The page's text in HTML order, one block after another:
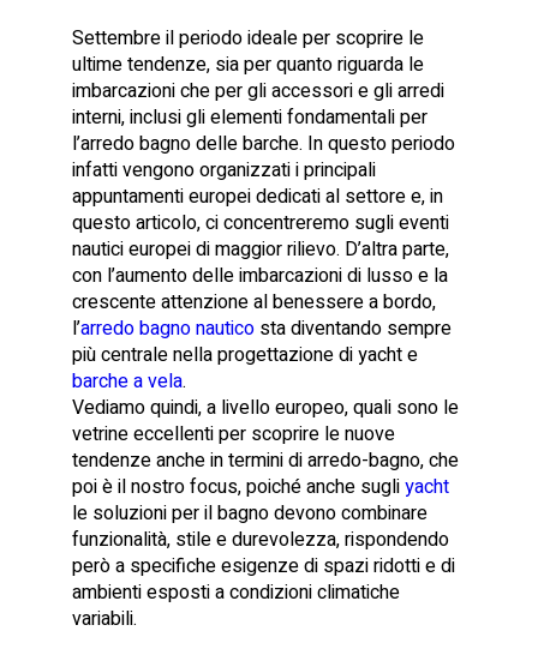
Settembre il periodo ideale per scoprire le
ultime tendenze, sia per quanto riguarda le
imbarcazioni che per gli accessori e gli arredi
interni, inclusi gli elementi fondamentali per
l’arredo bagno delle barche. In questo periodo
infatti vengono organizzati i principali
appuntamenti europei dedicati al settore e, in
questo articolo, ci concentreremo sugli eventi
nautici europei di maggior rilievo. D’altra parte,
con l’aumento delle imbarcazioni di lusso e la
crescente attenzione al benessere a bordo,
l’arredo bagno nautico sta diventando sempre
più centrale nella progettazione di yacht e
barche a vela.
Vediamo quindi, a livello europeo, quali sono le
vetrine eccellenti per scoprire le nuove
tendenze anche in termini di arredo-bagno, che
poi è il nostro focus, poiché anche sugliyacht
le soluzioni per il bagno devono combinare
funzionalità, stile e durevolezza, rispondendo
però a specifiche esigenze di spazi ridotti e di
ambienti esposti a condizioni climatiche
variabili.